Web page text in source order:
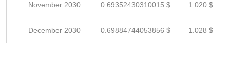
November 2030 0.69352430310015 $ 1.020 $
December 2030 0.69884744053856 $ 1.028 $